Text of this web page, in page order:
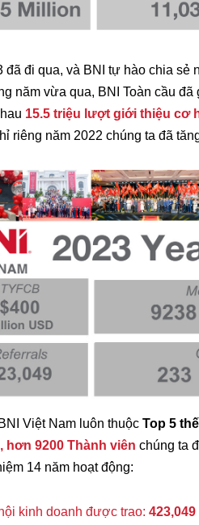
đã đi qua, và BNI tự hào chia
năm vừa qua, BNI Toàn cầu
15.5 triệu lượt giới thiệu cơ
riêng năm 2022 chúng ta đã
Việt Nam luôn thuộc Top 5
hơn 9200 Thành viên chúng ta
14 năm hoạt động:
kinh doanh được trao: 423,049